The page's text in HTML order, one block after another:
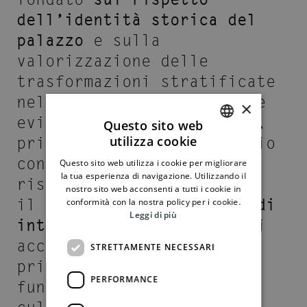
dell’identità storica del
palazzo e sulla
valorizzazione delle
trasformazioni stratificate
nel tempo. Un progetto che
evita interventi invasivi,
privilegiando un linguaggio
contemporaneo sobrio e
rispettoso, e che propone
il
restauro come pratica di
interpretazione
, capace di
accompagnare una dimora
privata verso una nuova
funzione pubblica e
ENGLISH
×
Questo sito web
utilizza cookie
Questo sito web utilizza i cookie per migliorare
la tua esperienza di navigazione. Utilizzando il
nostro sito web acconsenti a tutti i cookie in
conformità con la nostra policy per i cookie.
Leggi di più
STRETTAMENTE NECESSARI
PERFORMANCE